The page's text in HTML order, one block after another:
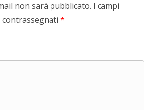
non sarà pubblicato. I campi
*